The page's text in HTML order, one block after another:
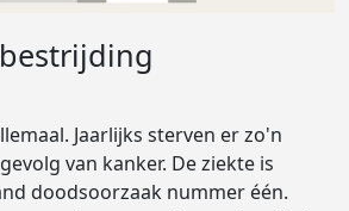
Jaarlijks sterven er zo'n
van kanker. De ziekte is
doodsoorzaak nummer één.